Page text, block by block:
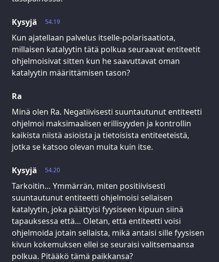
54.19
Kysyjä
Kun ajatellaan palvelus itselle-polarisaatiota,
millaisen katalyytin tätä polkua seuraavat entiteetit
ohjelmoisivat sitten kun he saavuttavat oman
katalyytin määrittämisen tason?
Ra
Minä olen Ra. Negatiivisesti suuntautunut entiteetti
ohjelmoi maksimaalisen erillisyyden ja kontrollin
kaikista niistä asioista ja tietoisista entiteeteistä,
jotka se katsoo olevan muita kuin itse.
54.20
Kysyjä
Tarkoitin… Ymmärrän, miten positiivisesti
suuntautunut entiteetti ohjelmoisi sellaisen
katalyytin, joka päättyisi fyysiseen kipuun siinä
tapauksessa että… Oletan, että entiteetti voisi
ohjelmoida jotain sellaista, mikä antaisi sille fyysisen
kivun kokemuksen ellei se seuraisi valitsemaansa
polkua. Pitääkö tämä paikkansa?